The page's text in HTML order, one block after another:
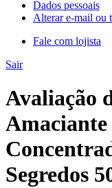
Dados pessoais
Alterar e-mail ou
Fale com lojista
Sair
Avaliação
Amaciante
Segredos